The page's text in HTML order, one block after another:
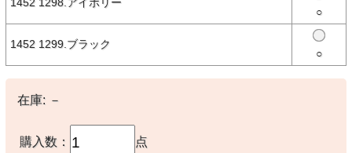
New Era®は米国で1920年に設立された100年を超える歴史を持つス
ポーツ・ライフスタイルブランドです。
MLB（メジャーリーグベースボール）唯一の公式選手用キャップサ
ランド、アーティストとのコラボレーションや、新しいスタイル、カ
域でも高い支持を受けています。
代表的なモデルの59FIFTY®をはじめ、多彩なシルエットのヘッドウ
ェアから、アパレル、バッグ、アクセサリーまで多彩なラインナップ
1452 1298.アイボリー
○
1452 1299.ブラック
○
在庫: －
購入数： 点